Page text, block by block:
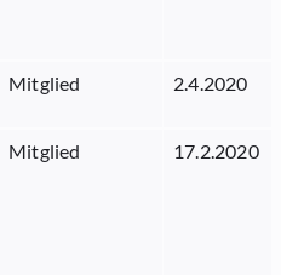
Mitglied 2.4.2020
Mitglied 17.2.2020